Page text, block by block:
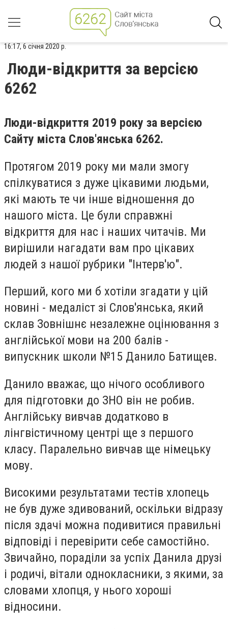
16:17, 6 січня 2020 р.
Люди-відкриття за версією
6262
Люди-відкриття 2019 року за версією
Сайту міста Слов'янська 6262.
Протягом 2019 року ми мали змогу
спілкуватися з дуже цікавими людьми,
які мають те чи інше відношення до
нашого міста. Це були справжні
відкриття для нас і наших читачів. Ми
вирішили нагадати вам про цікавих
людей з нашої рубрики "Інтерв'ю".
Перший, кого ми б хотіли згадати у цій
новині - медаліст зі Слов'янська, який
склав Зовнішнє незалежне оцінювання з
англійської мови на 200 балів -
випускник школи №15 Данило Батищев.
Данило вважає, що нічого особливого
для підготовки до ЗНО він не робив.
Англійську вивчав додатково в
лінгвістичному центрі ще з першого
класу. Паралельно вивчав ще німецьку
мову.
Високими результатами тестів хлопець
не був дуже здивований, оскільки відразу
після здачі можна подивитися правильні
відповіді і перевірити себе самостійно.
Звичайно, пораділи за успіх Данила друзі
і родичі, вітали однокласники, з якими, за
словами хлопця, у нього хороші
відносини.